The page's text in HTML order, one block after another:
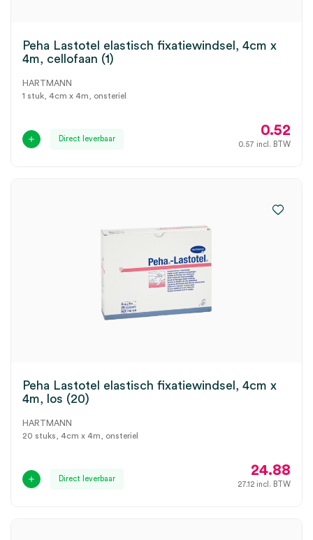
Peha Lastotel elastisch fixatiewindsel, 4cm x
4m, cellofaan (1)
HARTMANN
1 stuk, 4cm x 4m, onsteriel
Direct leverbaar
0.52
0.57 incl. BTW
Peha Lastotel elastisch fixatiewindsel, 4cm x
4m, los (20)
HARTMANN
20 stuks, 4cm x 4m, onsteriel
Direct leverbaar
24.88
27.12 incl. BTW